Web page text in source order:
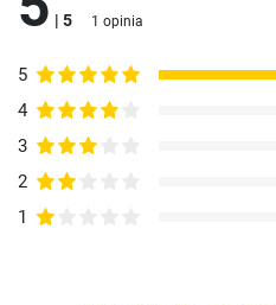
| 5 1 opinia
5
4
3
2
1